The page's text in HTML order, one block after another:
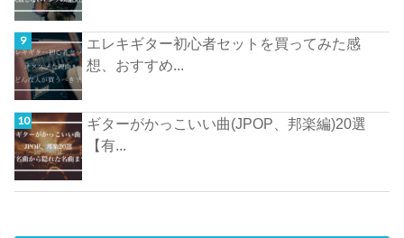
エレキギター初心者セットを買ってみた感
想、おすすめ...
ギターがかっこいい曲(JPOP、邦楽編)20選
【有...